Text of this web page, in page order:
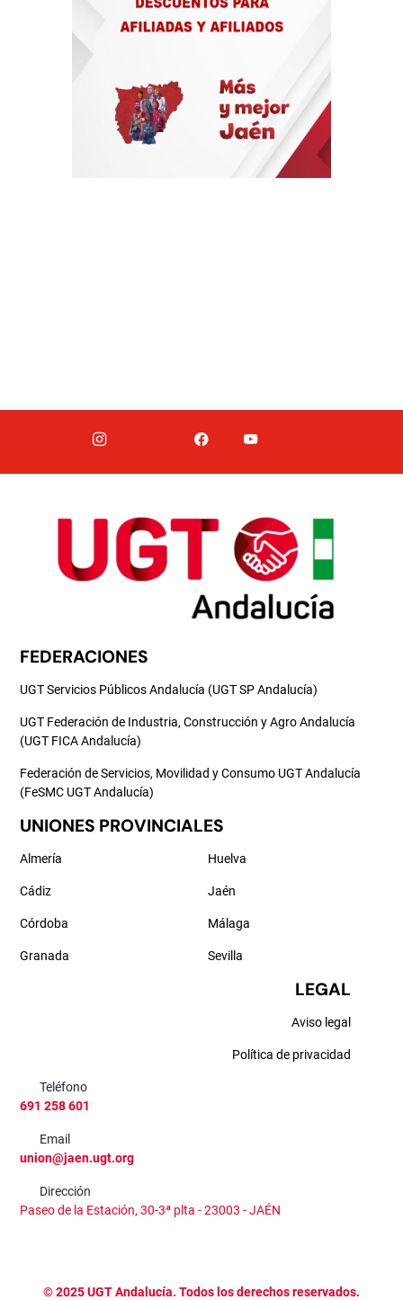
FEDERACIONES
UGT Servicios Públicos Andalucía (UGT SP Andalucía)
UGT Federación de Industria, Construcción y Agro Andalucía
(UGT FICA Andalucía)
Federación de Servicios, Movilidad y Consumo UGT Andalucía
(FeSMC UGT Andalucía)
UNIONES PROVINCIALES
Almería
Cádiz
Córdoba
Granada
Huelva
Jaén
Málaga
Sevilla
LEGAL
Aviso legal
Política de privacidad
Teléfono
691 258 601
Email
union@jaen.ugt.org
Dirección
Paseo de la Estación, 30-3ª plta - 23003 - JAÉN
©2025UGT Andalucía. Todos los derechos reservados.